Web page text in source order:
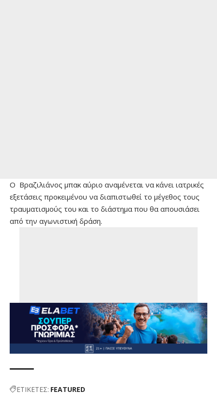
Ο Βραζιλιάνος μπακ αύριο αναμένεται να κάνει ιατρικές
εξετάσεις προκειμένου να διαπιστωθεί το μέγεθος τους
τραυματισμούς του και το διάστημα που θα απουσιάσει
από την αγωνιστική δράση.
ΕΤΙΚΕΤΕΣ: FEATURED